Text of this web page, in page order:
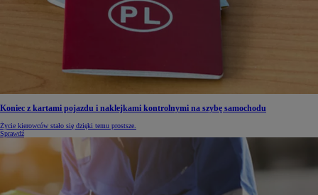
Koniec z kartami pojazdu i naklejkami kontrolnymi na szybę samochodu
Życie kierowców stało się dzięki temu prostsze.
Sprawdź